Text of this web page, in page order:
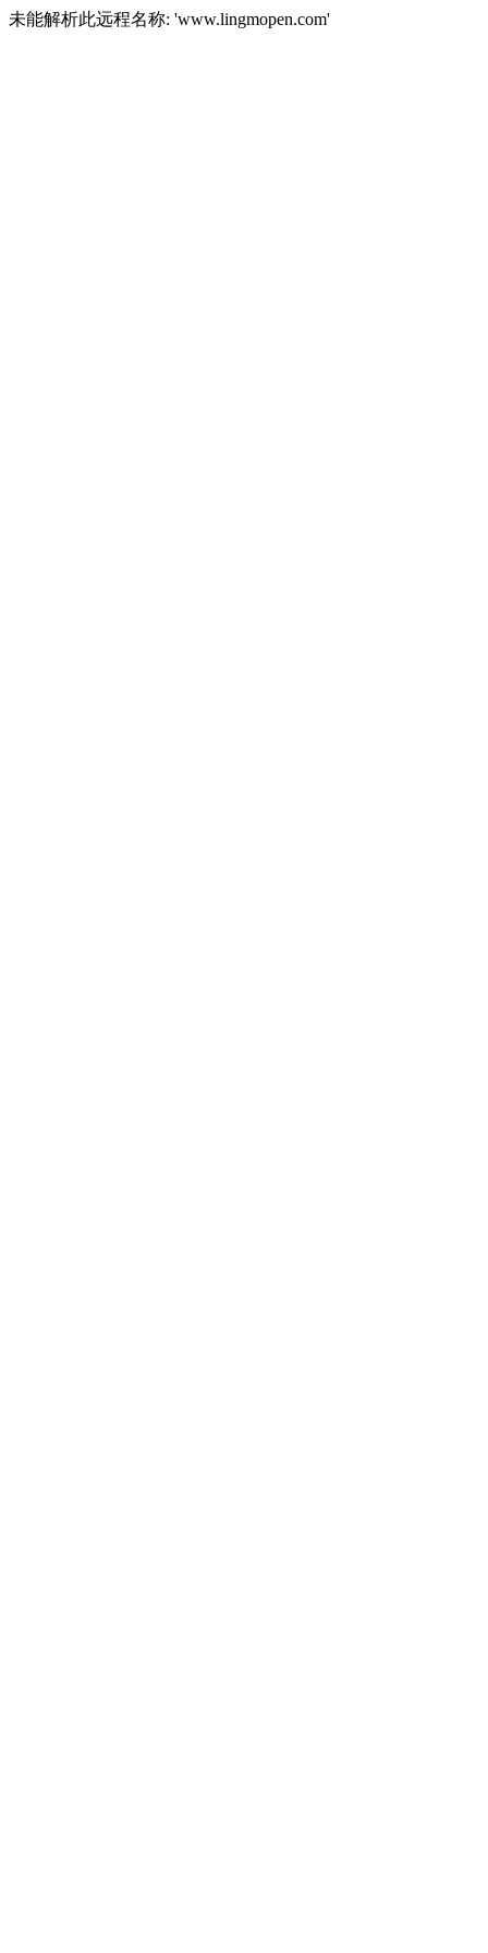
未能解析此远程名称: 'www.lingmopen.com'